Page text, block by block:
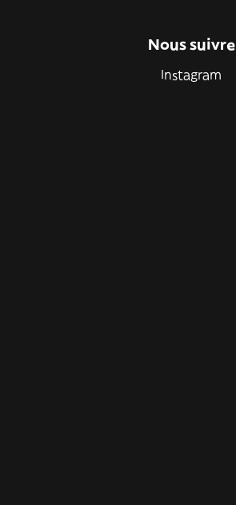
Nous suivre
Instagram